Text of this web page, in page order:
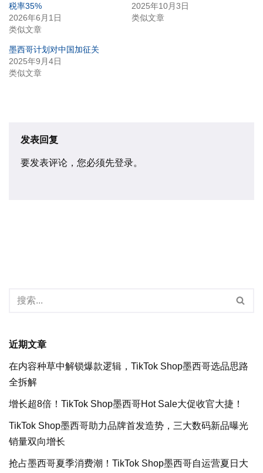
税率35%
2026年6月1日
类似文章
2025年10月3日
类似文章
墨西哥计划对中国加征关
2025年9月4日
类似文章
发表回复
要发表评论，您必须先登录。
近期文章
在内容种草中解锁爆款逻辑，TikTok Shop墨西哥选品思路
全拆解
增长超8倍！TikTok Shop墨西哥Hot Sale大促收官大捷！
TikTok Shop墨西哥助力品牌首发造势，三大数码新品曝光
销量双向增长
抢占墨西哥夏季消费潮！TikTok Shop墨西哥自运营夏日大